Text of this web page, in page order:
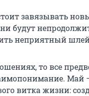
завязывать
будут
неприятный
то все
Май
витка жизни: